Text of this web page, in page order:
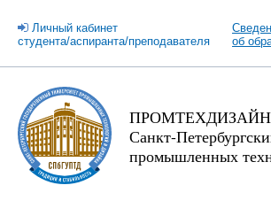
Личный кабинет
студента/аспиранта/преподавателя
об
ПРОМТЕХДИЗАЙН
Санкт-
промышленных